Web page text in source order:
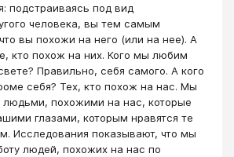
подстраиваясь под вид
человека, вы тем самым
вы похожи на него (или на нее). А
кто похож на них. Кого мы любим
Правильно, себя самого. А кого
себя? Тех, кто похож на нас. Мы
людьми, похожими на нас, которые
глазами, которым нравятся те
Исследования показывают, что мы
людей, похожих на нас по